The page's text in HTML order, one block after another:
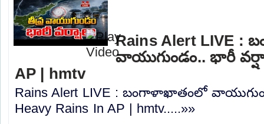
Rains Alert LIVE
వాయుగుండం.. భారీ
AP | hmtv
Rains Alert LIVE : బంగాళాఖాతంలో
Heavy Rains In AP | hmtv.....»»